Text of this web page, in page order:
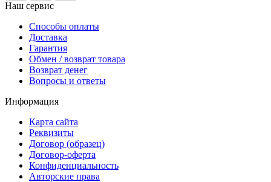
Наш сервис
Способы оплаты
Доставка
Гарантия
Обмен / возврат товара
Возврат денег
Вопросы и ответы
Информация
Карта сайта
Реквизиты
Договор (образец)
Договор-оферта
Конфиденциальность
Авторские права